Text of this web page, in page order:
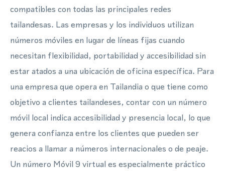
compatibles con todas las principales redes
tailandesas. Las empresas y los individuos utilizan
números móviles en lugar de líneas fijas cuando
necesitan flexibilidad, portabilidad y accesibilidad sin
estar atados a una ubicación de oficina específica. Para
una empresa que opera en Tailandia o que tiene como
objetivo a clientes tailandeses, contar con un número
móvil local indica accesibilidad y presencia local, lo que
genera confianza entre los clientes que pueden ser
reacios a llamar a números internacionales o de peaje.
Un número Móvil 9 virtual es especialmente práctico